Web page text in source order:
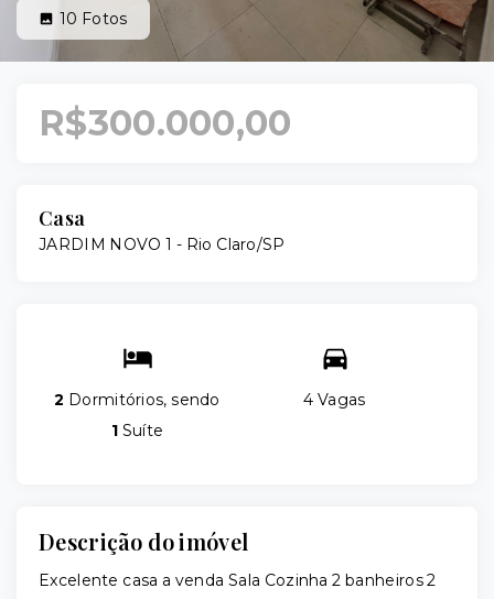
10 Fotos
R$300.000,00
Casa
JARDIM NOVO 1 - Rio Claro/SP
2 Dormitórios, sendo
1 Suíte
4 Vagas
Descrição do imóvel
Excelente casa a venda Sala Cozinha 2 banheiros 2